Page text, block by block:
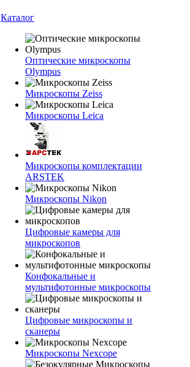
Каталог
Оптические микроскопы
Olympus
Микроскопы Zeiss
Микроскопы Leica
Микроскопы комплектации
ARSTEK
Микроскопы Nikon
Цифровые камеры для
микроскопов
Конфокальные и
мультифотонные микроскопы
Цифровые микроскопы и
сканеры
Микроскопы Nexcope